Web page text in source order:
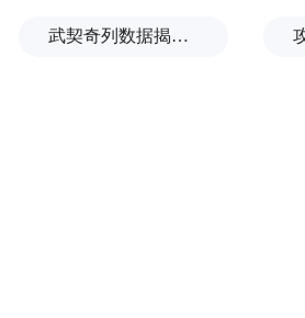
武契奇列数据揭露巨大差距：德国已经落后于中国